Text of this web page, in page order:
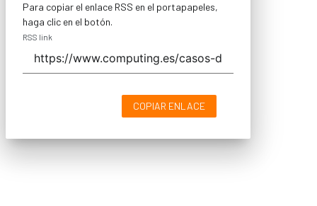
Para copiar el enlace RSS en el portapapeles,
haga clic en el botón.
RSS link
COPIAR ENLACE